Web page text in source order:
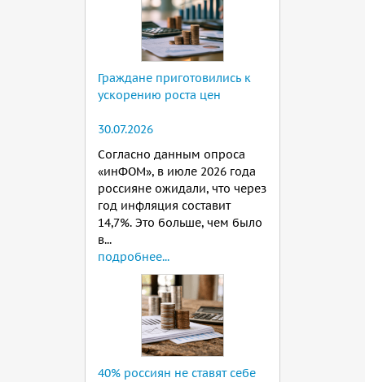
Граждане приготовились к
ускорению роста цен
30.07.2026
Согласно данным опроса
«инФОМ», в июле 2026 года
россияне ожидали, что через
год инфляция составит
14,7%. Это больше, чем было
в...
подробнее...
40% россиян не ставят себе